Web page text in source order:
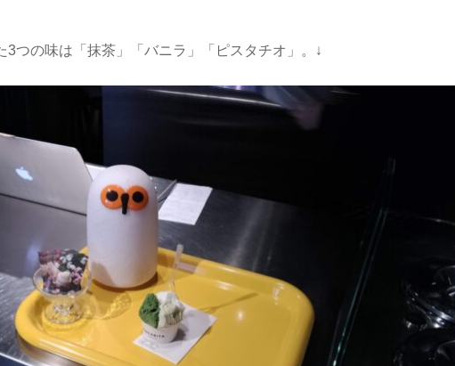
3つの味は「抹茶」「バニラ」「ピスタチオ」。↓